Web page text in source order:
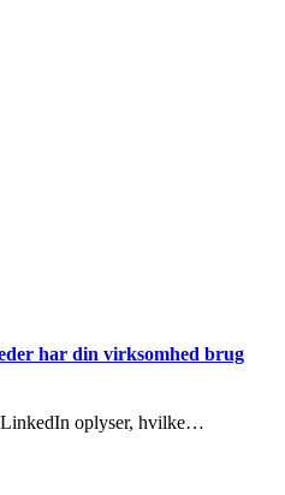
har din virksomhed brug
LinkedIn oplyser, hvilke…